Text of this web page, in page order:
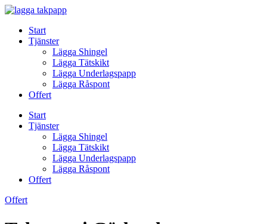
Skip
contentStart
Tjänster
Lägga Shingel
Lägga Tätskikt
Lägga Underlagspapp
Lägga Råspont
Offert
Start
Tjänster
Lägga Shingel
Lägga Tätskikt
Lägga Underlagspapp
Lägga Råspont
Offert
Offert